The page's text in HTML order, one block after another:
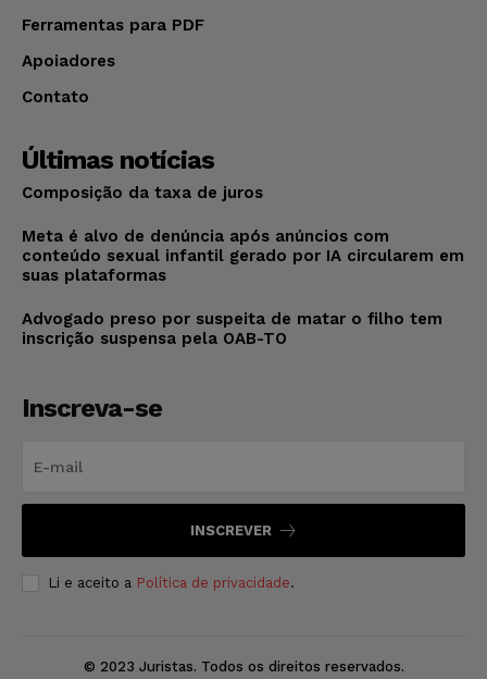
Ferramentas para PDF
Apoiadores
Contato
Últimas notícias
Composição da taxa de juros
Meta é alvo de denúncia após anúncios com
conteúdo sexual infantil gerado por IA circularem em
suas plataformas
Advogado preso por suspeita de matar o filho tem
inscrição suspensa pela OAB-TO
Inscreva-se
INSCREVER
Li e aceito a Política de privacidade.
© 2023 Juristas. Todos os direitos reservados.